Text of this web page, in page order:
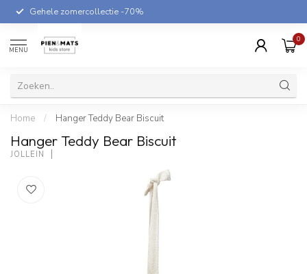
Gehele zomercollectie -70%
MENU
0
Home / Hanger Teddy Bear Biscuit
Hanger Teddy Bear Biscuit
JOLLEIN